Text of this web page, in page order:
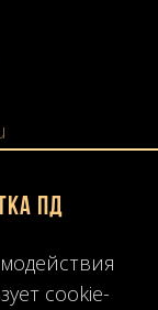
ПД
cookie-